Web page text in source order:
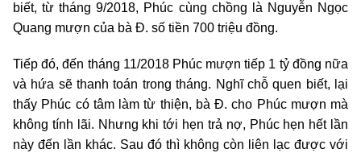
biết, từ tháng 9/2018, Phúc cùng chồng là Nguyễn Ngọc
Quang mượn của bà Đ. số tiền 700 triệu đồng.
Tiếp đó, đến tháng 11/2018 Phúc mượn tiếp 1 tỷ đồng nữa
và hứa sẽ thanh toán trong tháng. Nghĩ chỗ quen biết, lại
thấy Phúc có tâm làm từ thiện, bà Đ. cho Phúc mượn mà
không tính lãi. Nhưng khi tới hẹn trả nợ, Phúc hẹn hết lần
này đến lần khác. Sau đó thì không còn liên lạc được với